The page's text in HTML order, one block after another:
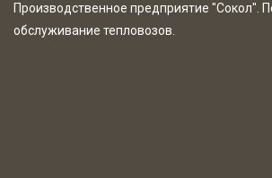
Производственное предприятие "Сокол".
обслуживание тепловозов.